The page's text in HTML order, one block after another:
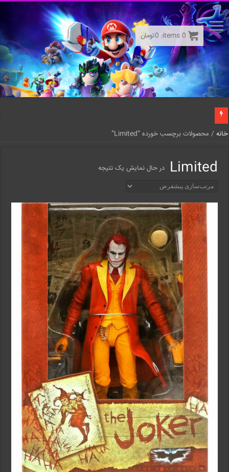
خانه / محصولات برچسب خورده “Limited”
Limited در حال نمایش یک نتیجه
0
items:
0تومان